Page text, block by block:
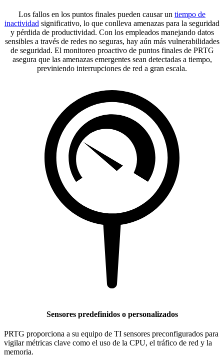
Los fallos en los puntos finales pueden causar un tiempo de
inactividad significativo, lo que conlleva amenazas para la seguridad
y pérdida de productividad. Con los empleados manejando datos
sensibles a través de redes no seguras, hay aún más vulnerabilidades
de seguridad. El monitoreo proactivo de puntos finales de PRTG
asegura que las amenazas emergentes sean detectadas a tiempo,
previniendo interrupciones de red a gran escala.
Sensores predefinidos o personalizados
PRTG proporciona a su equipo de TI sensores preconfigurados para
vigilar métricas clave como el uso de la CPU, el tráfico de red y la
memoria.